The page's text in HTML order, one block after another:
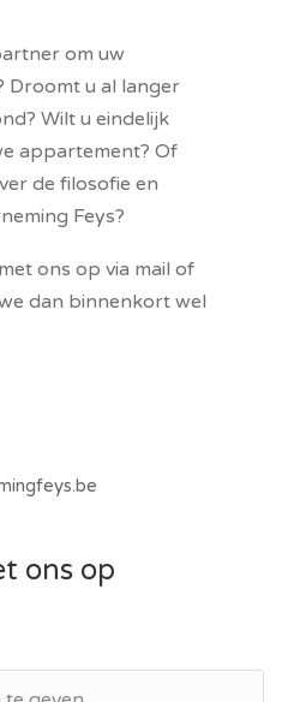
om uw
Droomt u al langer
Wilt u eindelijk
appartement? Of
de filosofie en
Feys?
ons op via mail of
dan binnenkort wel
ons op